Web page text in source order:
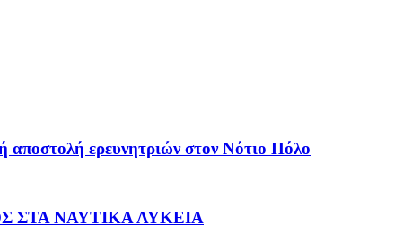
ερευνητριών στον Νότιο Πόλο
ΣΤΑ ΝΑΥΤΙΚΑ ΛΥΚΕΙΑ